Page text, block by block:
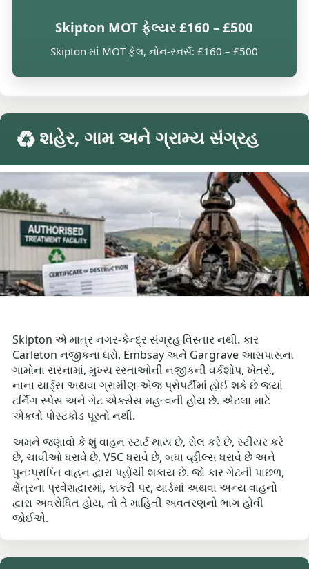
Skipton MOT ફેલ્યર £160 – £500
Skipton માં MOT ફેલ, નોન-રનર્સ: £160 – £500
♻️ શહેર, ગામ અને ગ્રામ્ય સંગ્રહ
Skipton એ માત્ર નગર-કેન્દ્ર સંગ્રહ વિસ્તાર નથી. કાર
Carleton નજીકના ઘરો, Embsay અને Gargrave આસપાસના
ગામોના સરનામાં, મુખ્ય રસ્તાઓની નજીકની વર્કશોપ, ખેતરો,
નાના યાર્ડ્સ અથવા ગ્રામીણ-એજ પ્રોપર્ટીમાં હોઈ શકે છે જ્યાં
ટર્નિંગ સ્પેસ અને ગેટ એક્સેસ મહત્વની હોય છે. એટલા માટે
એકલો પોસ્ટકોડ પૂરતો નથી.
અમને જણાવો કે શું વાહન સ્ટાર્ટ થાય છે, રોલ કરે છે, સ્ટીયર કરે
છે, ચાવીઓ ધરાવે છે, V5C ધરાવે છે, બધા વ્હીલ્સ ધરાવે છે અને
પુનઃપ્રાપ્તિ વાહન દ્વારા પહોંચી શકાય છે. જો કાર ગેટની પાછળ,
ક્ષેત્રના પ્રવેશદ્વારમાં, કાંકરી પર, યાર્ડમાં અથવા અન્ય વાહનો
દ્વારા અવરોધિત હોય, તો તે માહિતી અવતરણનો ભાગ હોવી
જોઈએ.